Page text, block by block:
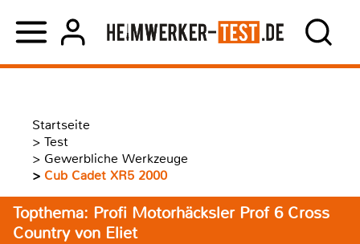
Startseite
> Test
> Gewerbliche Werkzeuge
> Cub Cadet XR5 2000
Topthema: Profi Motorhäcksler Prof 6 Cross
Country von Eliet